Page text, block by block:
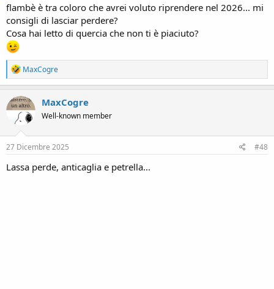
flambè è tra coloro che avrei voluto riprendere nel 2026... mi
consigli di lasciar perdere?
Cosa hai letto di quercia che non ti è piaciuto?
R
e
a
c
t
n
s
MaxCogre
MaxCogre
Well-known member
27 Dicembre 2025 #48
Lassa perde, anticaglia e petrella...